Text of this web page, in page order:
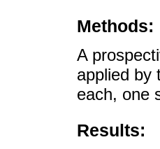
Methods:
A
applied by
each, one
Results: